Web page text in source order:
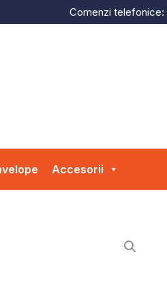
Comenzi telefonice:
Accesorii